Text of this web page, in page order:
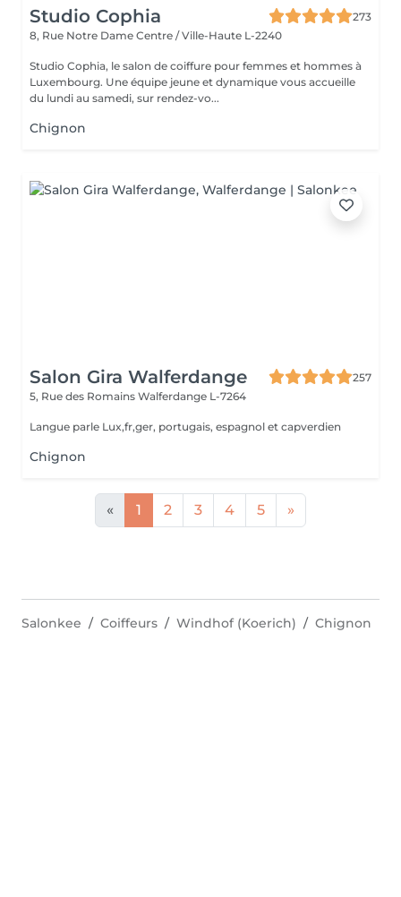
Studio Cophia
273
8, Rue Notre Dame Centre / Ville-Haute L-2240
Studio Cophia, le salon de coiffure pour femmes et hommes à
Luxembourg. Une équipe jeune et dynamique vous accueille
du lundi au samedi, sur rendez-vo...
Chignon
Salon Gira Walferdange
257
5, Rue des Romains Walferdange L-7264
Langue parle Lux,fr,ger, portugais, espagnol et capverdien
Chignon
« 1 2 3 4 5 »
Salonkee Coiffeurs Windhof (Koerich) Chignon